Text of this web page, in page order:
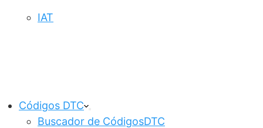
IAT
Códigos DTC
Buscador de CódigosDTC